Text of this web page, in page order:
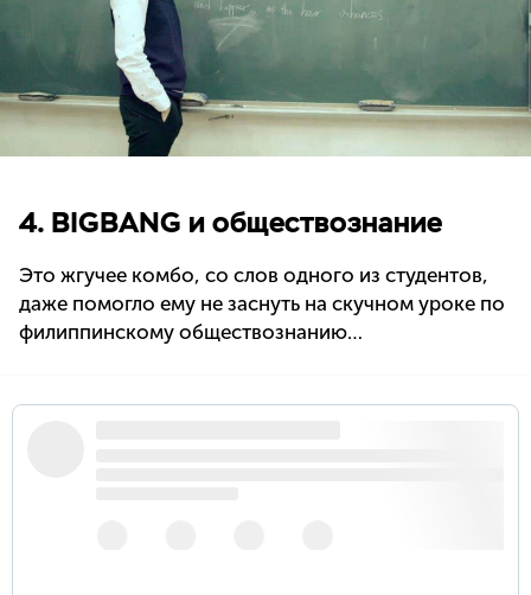
4. BIGBANG и обществознание
Это жгучее комбо, со слов одного из студентов,
даже помогло ему не заснуть на скучном уроке по
филиппинскому обществознанию…
#BIGBANG